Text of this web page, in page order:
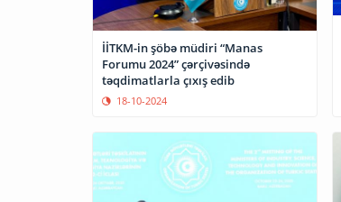
İİTKM-in şöbə müdiri “Manas
Forumu 2024” çərçivəsində
təqdimatlarla çıxış edib
18-10-2024